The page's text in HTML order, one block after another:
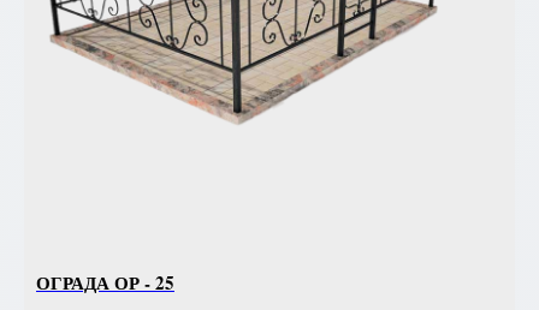
ОГРАДА ОР - 25